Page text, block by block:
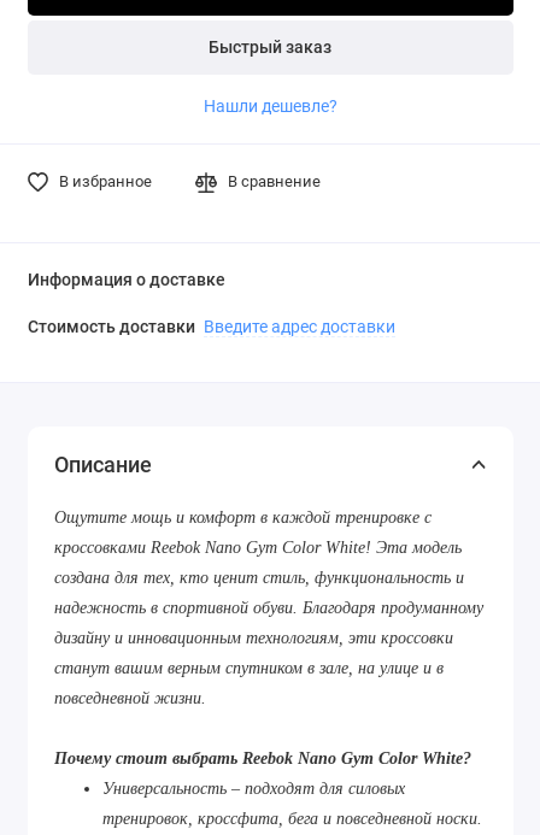
Быстрый заказ
Нашли дешевле?
В избранное В сравнение
Информация о доставке
Стоимость доставки Введите адрес доставки
Описание
Ощутите мощь и комфорт в каждой тренировке с
кроссовками Reebok Nano Gym Color White! Эта модель
создана для тех, кто ценит стиль, функциональность и
надежность в спортивной обуви. Благодаря продуманному
дизайну и инновационным технологиям, эти кроссовки
станут вашим верным спутником в зале, на улице и в
повседневной жизни.
Почему стоит выбрать Reebok Nano Gym Color White?
Универсальность – подходят для силовых
тренировок, кроссфита, бега и повседневной носки.